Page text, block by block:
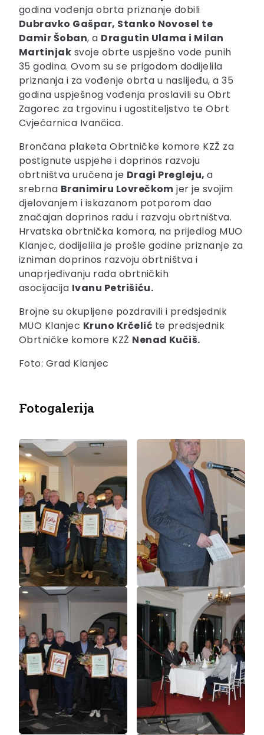
godina vođenja obrta priznanje dobili
Dubravko Gašpar, Stanko Novosel te
Damir Šoban, a Dragutin Ulama i Milan
Martinjak svoje obrte uspješno vode punih
35 godina. Ovom su se prigodom dodijelila
priznanja i za vođenje obrta u naslijeđu, a 35
godina uspješnog vođenja proslavili su Obrt
Zagorec za trgovinu i ugostiteljstvo te Obrt
Cvjećarnica Ivančica.
Brončana plaketa Obrtničke komore KZŽ za
postignute uspjehe i doprinos razvoju
obrtništva uručena je Dragi Pregleju,a
srebrna Branimiru Lovrečkom jer je svojim
djelovanjem i iskazanom potporom dao
značajan doprinos radu i razvoju obrtništva.
Hrvatska obrtnička komora, na prijedlog MUO
Klanjec, dodijelila je prošle godine priznanje za
izniman doprinos razvoju obrtništva i
unaprjeđivanju rada obrtničkih
asocijacija Ivanu Petrišiću.
Brojne su okupljene pozdravili i predsjednik
MUO Klanjec Kruno Krčelić te predsjednik
Obrtničke komore KZŽ Nenad Kučiš.
Foto: Grad Klanjec
Fotogalerija